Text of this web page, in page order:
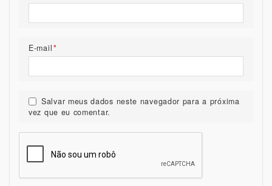
E-mail*
Salvar meus dados neste navegador para a próxima
vez que eu comentar.